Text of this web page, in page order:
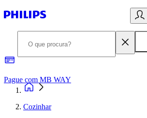
Pague com MB WAY
Cozinhar